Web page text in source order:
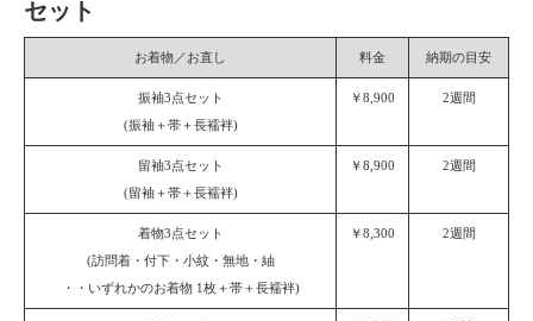
セット
お着物／お直し 料金 納期の目安
振袖3点セット
(振袖＋帯＋長襦袢)
￥8,900 2週間
留袖3点セット
(留袖＋帯＋長襦袢)
￥8,900 2週間
着物3点セット
(訪問着・付下・小紋・無地・紬
・・いずれかのお着物 1枚＋帯＋長襦袢)
￥8,300 2週間